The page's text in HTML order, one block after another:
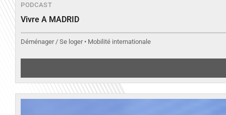
PODCAST
Vivre A MADRID
Déménager / Se loger • Mobilité internationale